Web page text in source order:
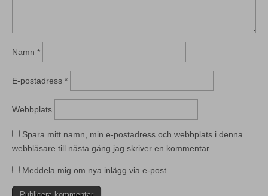
Namn *
E-postadress *
Webbplats
Spara mitt namn, min e-postadress och webbplats i denna
webbläsare till nästa gång jag skriver en kommentar.
Meddela mig om nya inlägg via e-post.